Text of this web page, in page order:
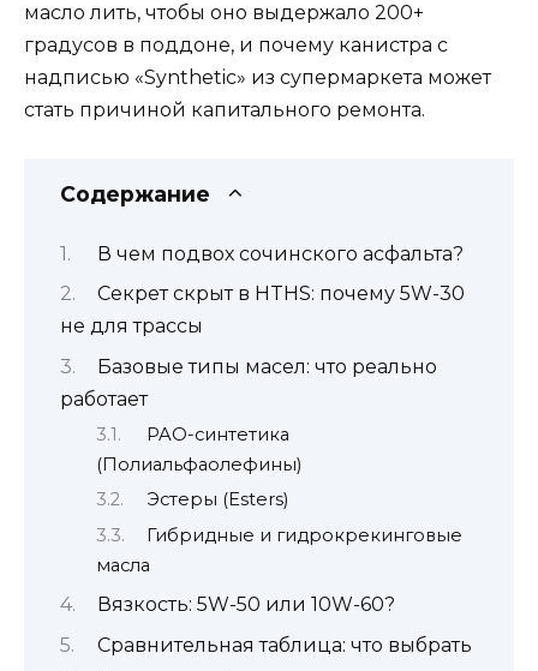
масло лить, чтобы оно выдержало 200+
градусов в поддоне, и почему канистра с
надписью «Synthetic» из супермаркета может
стать причиной капитального ремонта.
Содержание
В чем подвох сочинского асфальта?
Секрет скрыт в HTHS: почему 5W-30
не для трассы
Базовые типы масел: что реально
работает
PAO-синтетика
(Полиальфаолефины)
Эстеры (Esters)
Гибридные и гидрокрекинговые
масла
Вязкость: 5W-50 или 10W-60?
Сравнительная таблица: что выбрать